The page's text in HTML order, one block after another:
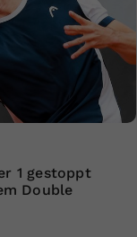
1 gestoppt
Double